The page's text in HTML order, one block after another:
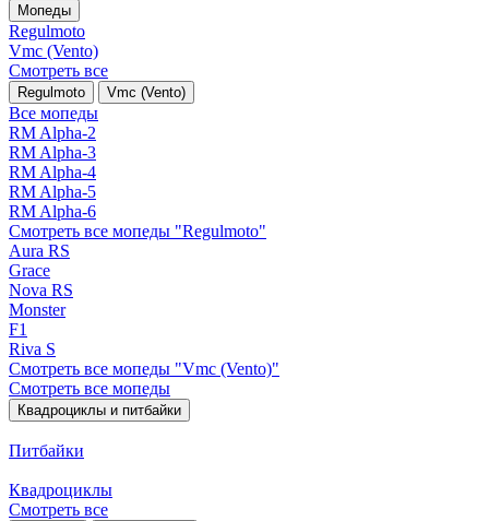
Мопеды
Regulmoto
Vmc (Vento)
Смотреть все
Regulmoto Vmc (Vento)
Все мопеды
RM Alpha-2
RM Alpha-3
RM Alpha-4
RM Alpha-5
RM Alpha-6
Смотреть все мопеды "Regulmoto"
Aura RS
Grace
Nova RS
Monster
F1
Riva S
Смотреть все мопеды "Vmc (Vento)"
Смотреть все мопеды
Квадроциклы и питбайки
Питбайки
Квадроциклы
Смотреть все